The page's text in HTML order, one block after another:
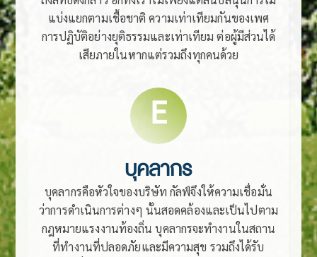
แบ่งแยกตามเชื้อชาติ ความเท่าเทียมกันของเพศ
การปฏิบัติอย่างยุติธรรมและเท่าเทียม ต่อผู้มีส่วนได้
เสียภายในหากแต่รวมถึงทุกคนด้วย
E
บุคลากร
บุคลากรคือหัวใจของบริษัท กัลฟ์จึงให้ความเชื่อมั่น
ว่าการดำเนินการต่างๆ นั้นสอดคล้องและเป็นไปตาม
กฎหมายแรงงานท้องถิ่น บุคลากรจะทำงานในสถาน
ที่ทำงานที่ปลอดภัยและมีความสุข รวมถึงได้รับ